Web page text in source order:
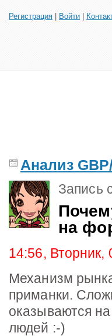
Регистрация Войти
Анализ
Запись
на
14:56, Вторник,
Механизм
приманки.
оказываются
людей :-)